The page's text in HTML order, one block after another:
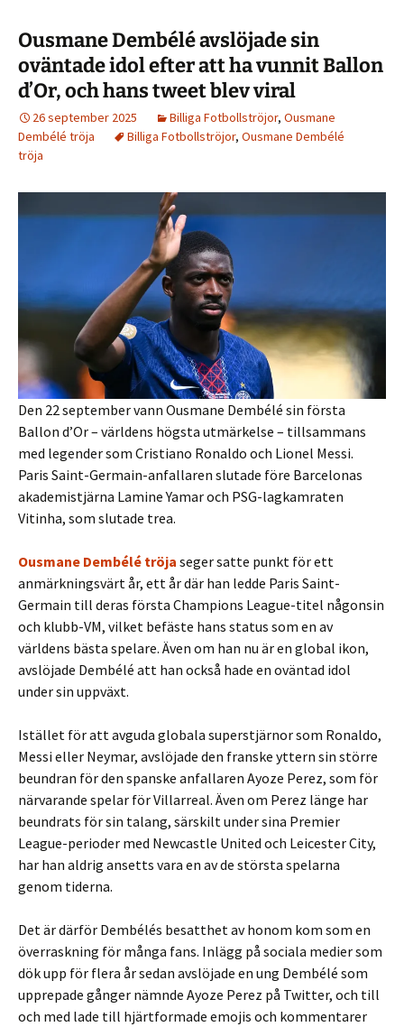
Ousmane Dembélé avslöjade sin
oväntade idol efter att ha vunnit Ballon
d’Or, och hans tweet blev viral
26 september 2025 Billiga Fotbollströjor, Ousmane
Dembélé tröja
Billiga Fotbollströjor, Ousmane Dembélé
tröja
Den 22 september vann Ousmane Dembélé sin första
Ballon d’Or – världens högsta utmärkelse – tillsammans
med legender som Cristiano Ronaldo och Lionel Messi.
Paris Saint-Germain-anfallaren slutade före Barcelonas
akademistjärna Lamine Yamar och PSG-lagkamraten
Vitinha, som slutade trea.
Ousmane Dembélé tröja seger satte punkt för ett
anmärkningsvärt år, ett år där han ledde Paris Saint-
Germain till deras första Champions League-titel någonsin
och klubb-VM, vilket befäste hans status som en av
världens bästa spelare. Även om han nu är en global ikon,
avslöjade Dembélé att han också hade en oväntad idol
under sin uppväxt.
Istället för att avguda globala superstjärnor som Ronaldo,
Messi eller Neymar, avslöjade den franske yttern sin större
beundran för den spanske anfallaren Ayoze Perez, som för
närvarande spelar för Villarreal. Även om Perez länge har
beundrats för sin talang, särskilt under sina Premier
League-perioder med Newcastle United och Leicester City,
har han aldrig ansetts vara en av de största spelarna
genom tiderna.
Det är därför Dembélés besatthet av honom kom som en
överraskning för många fans. Inlägg på sociala medier som
dök upp för flera år sedan avslöjade en ung Dembélé som
upprepade gånger nämnde Ayoze Perez på Twitter, och till
och med lade till hjärtformade emojis och kommentarer